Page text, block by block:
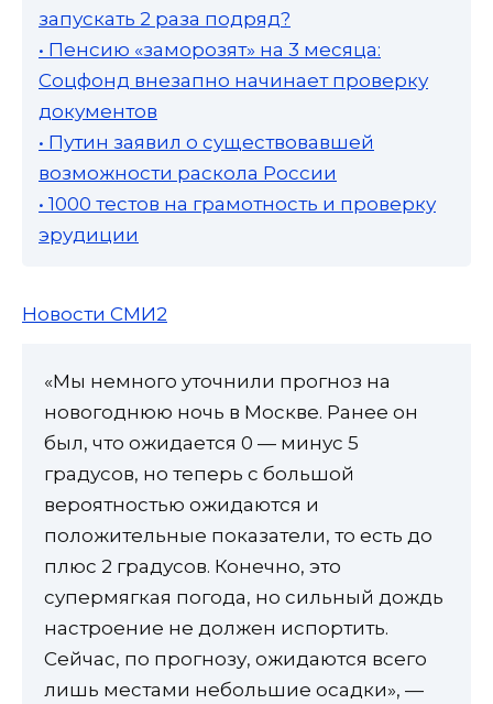
запускать 2 раза подряд?
• Пенсию «заморозят» на 3 месяца:
Соцфонд внезапно начинает проверку
документов
• Путин заявил о существовавшей
возможности раскола России
• 1000 тестов на грамотность и проверку
эрудиции
Новости СМИ2
«Мы немного уточнили прогноз на
новогоднюю ночь в Москве. Ранее он
был, что ожидается 0 — минус 5
градусов, но теперь с большой
вероятностью ожидаются и
положительные показатели, то есть до
плюс 2 градусов. Конечно, это
супермягкая погода, но сильный дождь
настроение не должен испортить.
Сейчас, по прогнозу, ожидаются всего
лишь местами небольшие осадки», —